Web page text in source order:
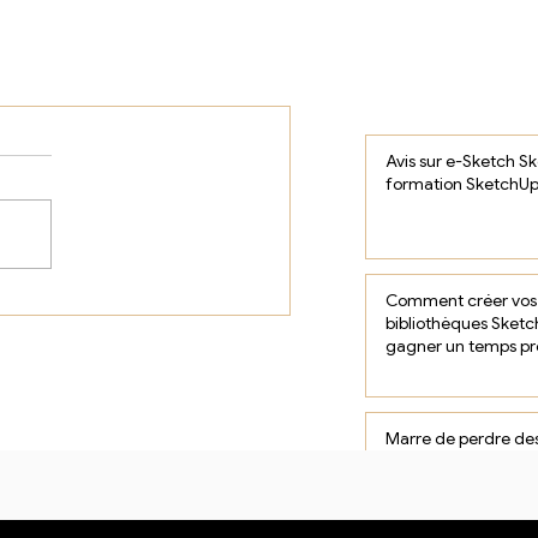
Avis sur e-Sketch
formation
Comment créer
bibliothèques
gagner un temps
Marre de perdre